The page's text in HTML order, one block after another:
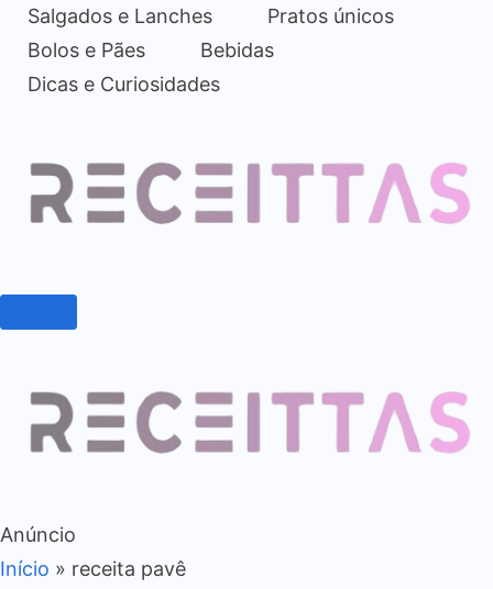
Salgados e Lanches
Pratos únicos
Bolos e Pães
Bebidas
Dicas e Curiosidades
Anúncio
Início » receita pavê